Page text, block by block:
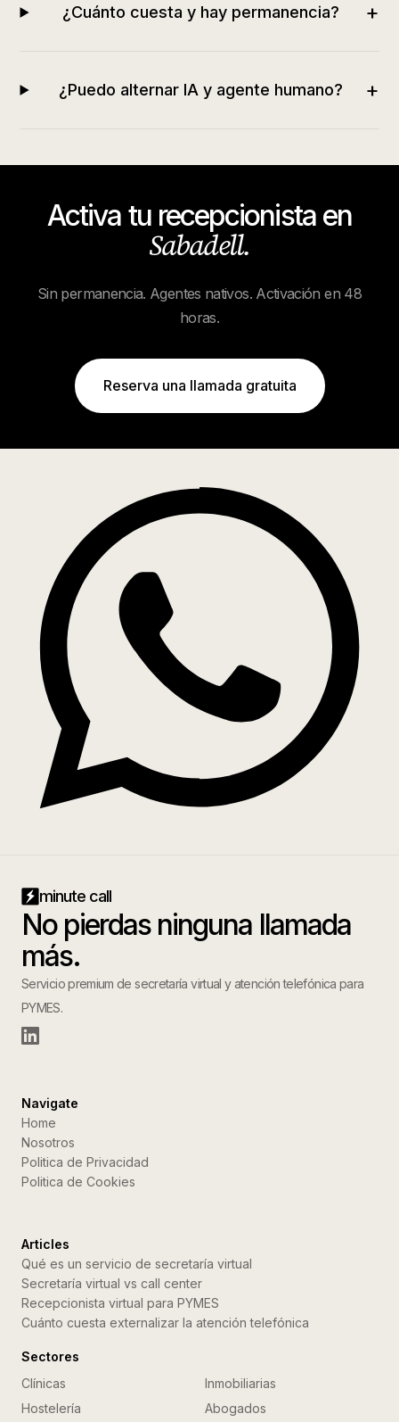
¿Cuánto cuesta y hay permanencia? +
¿Puedo alternar IA y agente humano? +
Activa tu recepcionista en
Sabadell.
Sin permanencia. Agentes nativos. Activación en 48
horas.
Reserva una llamada gratuita
minute call
No pierdas ninguna llamada
más.
Servicio premium de secretaría virtual y atención telefónica para
PYMES.
Navigate
Home
Nosotros
Politica de Privacidad
Politica de Cookies
Articles
Qué es un servicio de secretaría virtual
Secretaría virtual vs call center
Recepcionista virtual para PYMES
Cuánto cuesta externalizar la atención telefónica
Sectores
Clínicas
Inmobiliarias
Hostelería
Abogados